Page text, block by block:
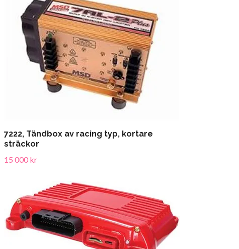
7222, Tändbox av racing typ, kortare
sträckor
15 000 kr